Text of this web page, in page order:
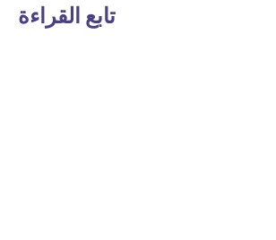
تابع القراءة